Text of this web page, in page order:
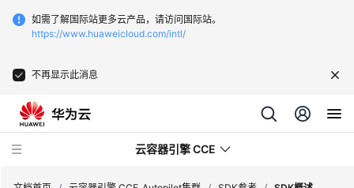
如需了解国际站更多云产品，请访问国际站。
https://www.huaweicloud.com/intl/
不再显示此消息
云容器引擎 CCE